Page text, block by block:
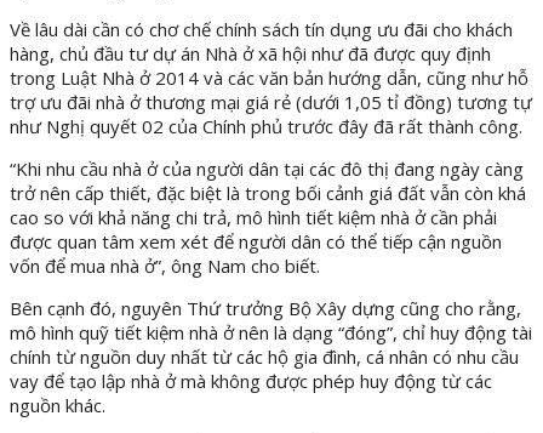
Về lâu dài cần có chơ chế chính sách tín dụng ưu đãi cho khách
hàng, chủ đầu tư dự án Nhà ở xã hội như đã được quy định
trong Luật Nhà ở 2014 và các văn bản hướng dẫn, cũng như hỗ
trợ ưu đãi nhà ở thương mại giá rẻ (dưới 1,05 tỉ đồng) tương tự
như Nghị quyết 02 của Chính phủ trước đây đã rất thành công.
“Khi nhu cầu nhà ở của người dân tại các đô thị đang ngày càng
trở nên cấp thiết, đặc biệt là trong bối cảnh giá đất vẫn còn khá
cao so với khả năng chi trả, mô hình tiết kiệm nhà ở cần phải
được quan tâm xem xét để người dân có thể tiếp cận nguồn
vốn để mua nhà ở”, ông Nam cho biết.
Bên cạnh đó, nguyên Thứ trưởng Bộ Xây dựng cũng cho rằng,
mô hình quỹ tiết kiệm nhà ở nên là dạng “đóng”, chỉ huy động tài
chính từ nguồn duy nhất từ các hộ gia đình, cá nhân có nhu cầu
vay để tạo lập nhà ở mà không được phép huy động từ các
nguồn khác.